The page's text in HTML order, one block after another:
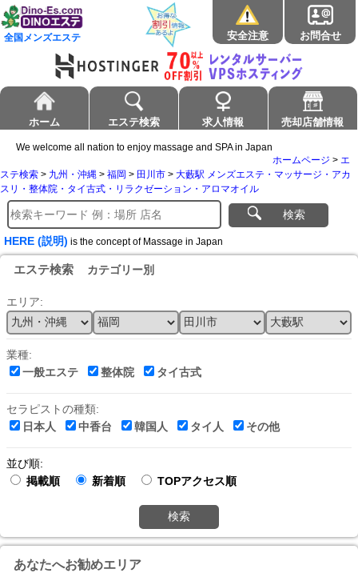
全国メンズエステ 安全注意 お問合せ
ホーム エステ検索 求人情報 売却店舗情報
We welcome all nation to enjoy massage and SPA in Japan
ホームページ > エ
ステ検索 > 九州・沖縄 > 福岡 > 田川市 > 大藪駅 メンズエステ・マッサージ・アカ
スリ・整体院・タイ古式・リラクゼーション・アロマオイル
検索
HERE (説明) is the concept of Massage in Japan
エステ検索 カテゴリー別
エリア:
業種:
一般エステ
整体院 タイ古式
セラピストの種類:
日本人
中香台 韓国人 タイ人 その他
並び順:
掲載順
新着順 TOPアクセス順
検索
あなたへお勧めエリア